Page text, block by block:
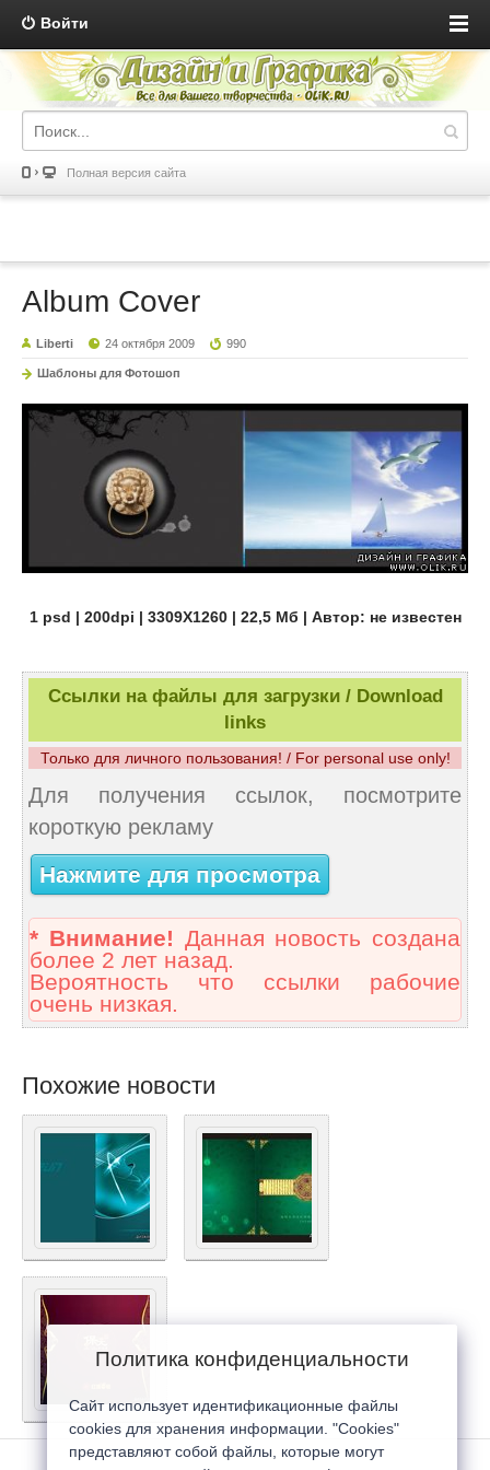
Войти
Полная версия сайта
Album Cover
Liberti 24 октября 2009 990
Шаблоны для Фотошоп
1 psd | 200dpi | 3309X1260 | 22,5 Мб | Автор: не известен
Ссылки на файлы для загрузки / Download
links
Только для личного пользования! / For personal use only!
Для получения ссылок, посмотрите
короткую рекламу
Нажмите для просмотра
* Внимание! Данная новость создана
более 2 лет назад.
Вероятность что ссылки рабочие
очень низкая.
Похожие новости
Политика конфиденциальности
Сайт использует идентификационные файлы
cookies для хранения информации. "Cookies"
представляют собой файлы, которые могут